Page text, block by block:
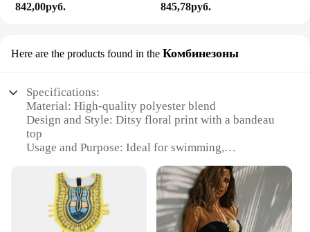
842,00руб. 845,78руб.
Here are the products found in the Комбинезоны
Specifications:
Material: High-quality polyester blend
Design and Style: Ditsy floral print with a bandeau
top
Usage and Purpose: Ideal for swimming,
Shape and Size: Available in a variety of sizes to fit
different body types
Performance and Property: Durable, quick-drying
fabric for comfort and longevity